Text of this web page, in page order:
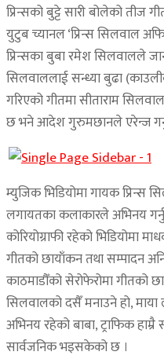
प्रिन्सको बुट्टे सारी बोलेको तीज
युटुब च्यानल ‘प्रिन्स सिलवाल
प्रिन्सका बुबा रमेश सिलवालले
सिलवाललाई सन्ध्या बुढा
गरिएको गीतमा सीताराम
छ भने आदेश गुरुमछानले एरेन्ज
म्युजिक भिडियोमा गायक प्रिन्स
लगायतका कलाकारले अभिनय
कोरियोग्राफी रहेको भिडियोमा
गीतको छायाँकन तथा सम्पादन
काठमाडौँको सेरोफेरोमा गीतको
सिलवालको दसैँ मनाउने हो,
अभिनय रहेको बाबा, ट्राफिक
सार्वजनिक भइसकेको छ ।